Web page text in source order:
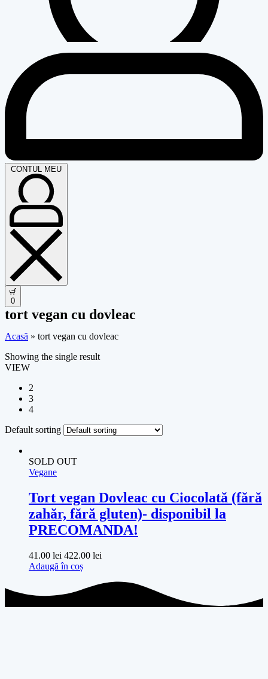
CONTUL MEU
0
tort vegan cu dovleac
Acasă » tort vegan cu dovleac
Showing the single result
VIEW
2
3
4
Default sorting
SOLD OUT
Vegane
Tort vegan Dovleac cu Ciocolată (fără
zahăr, fără gluten)- disponibil la
PRECOMANDA!
41.00 lei 422.00 lei
Adaugă în coș